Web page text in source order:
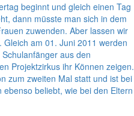
beginnt und gleich einen Tag
dann müsste man sich in dem
zuwenden. Aber lassen wir
am 01. Juni 2011 werden
aus den
Projektzirkus ihr Können zeigen.
zum zweiten Mal statt und ist bei
beliebt, wie bei den Eltern